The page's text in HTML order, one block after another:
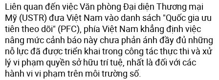
Liên quan đến việc Văn phòng Đại diện Thương mại
Mỹ (USTR) đưa Việt Nam vào danh sách "Quốc gia ưu
tiên theo dõi" (PFC), phía Việt Nam khẳng định việc
nâng mức cảnh báo này chưa phản ánh đầy đủ những
nỗ lực đã được triển khai trong công tác thực thi và xử
lý vi phạm quyền sở hữu trí tuệ, nhất là đối với các
hành vi vi phạm trên môi trường số.